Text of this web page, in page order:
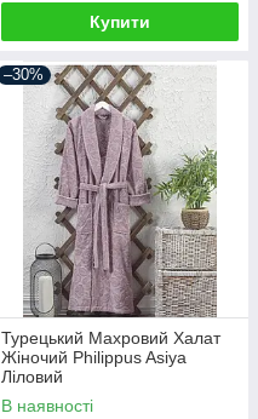
Купити
–30%
Турецький Махровий Халат
Жіночий Philippus Asiya
Ліловий
В наявності